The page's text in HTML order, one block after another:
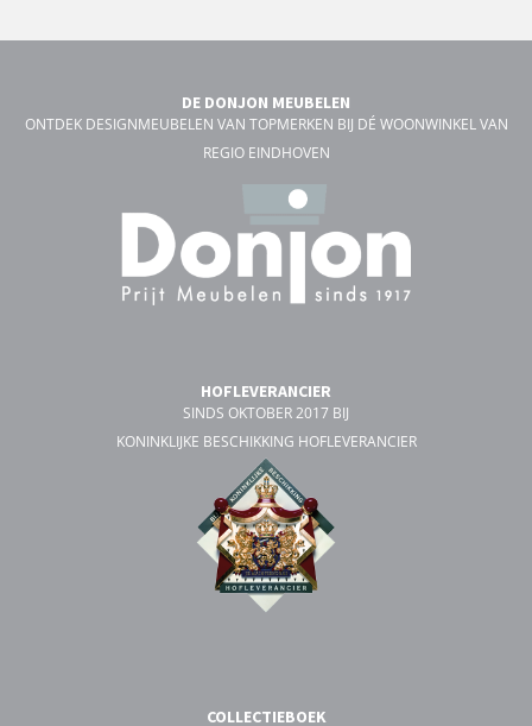
DE DONJON MEUBELEN
ONTDEK DESIGNMEUBELEN VAN TOPMERKEN BIJ DÉ WOONWINKEL VAN
REGIO EINDHOVEN
HOFLEVERANCIER
SINDS OKTOBER 2017 BIJ
KONINKLIJKE BESCHIKKING HOFLEVERANCIER
COLLECTIEBOEK